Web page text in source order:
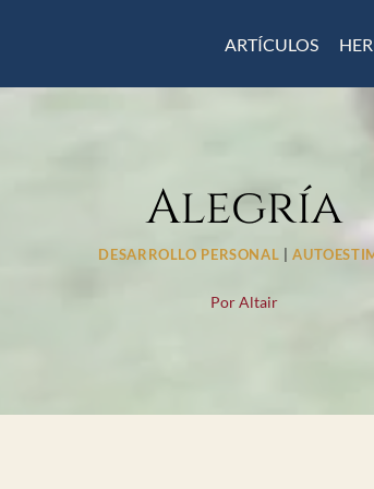
ARTÍCULOS
Alegría
DESARROLLO PERSONAL |
PorAltair